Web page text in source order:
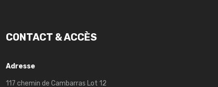
CONTACT & ACCÈS
Adresse
117 chemin de Cambarras Lot 12